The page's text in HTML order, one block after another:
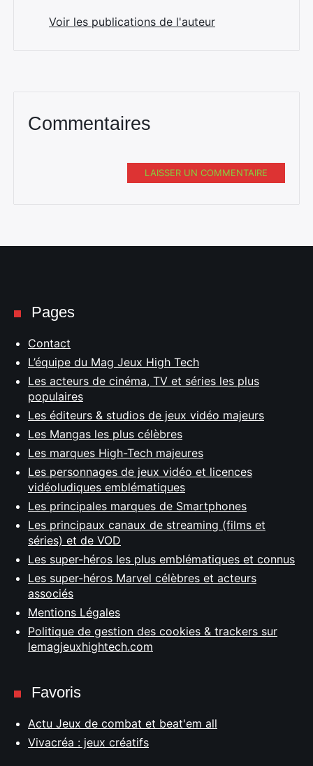
Voir les publications de l'auteur
Commentaires
LAISSER UN COMMENTAIRE
Pages
Contact
L’équipe du Mag Jeux High Tech
Les acteurs de cinéma, TV et séries les plus
populaires
Les éditeurs & studios de jeux vidéo majeurs
Les Mangas les plus célèbres
Les marques High-Tech majeures
Les personnages de jeux vidéo et licences
vidéoludiques emblématiques
Les principales marques de Smartphones
Les principaux canaux de streaming (films et
séries) et de VOD
Les super-héros les plus emblématiques et connus
Les super-héros Marvel célèbres et acteurs
associés
Mentions Légales
Politique de gestion des cookies & trackers sur
lemagjeuxhightech.com
Favoris
Actu Jeux de combat et beat'em all
Vivacréa : jeux créatifs